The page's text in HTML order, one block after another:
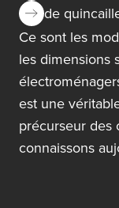
de
Ce sont les
les dimensions
est une
précurseur des
connaissons